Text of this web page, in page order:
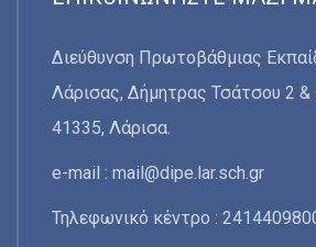
Διεύθυνση Πρωτοβάθμιας
Λάρισας, Δήμητρας Τσάτσου 2
41335, Λάρισα.
e-mail : mail@dipe.lar.sch.gr
Τηλεφωνικό κέντρο :